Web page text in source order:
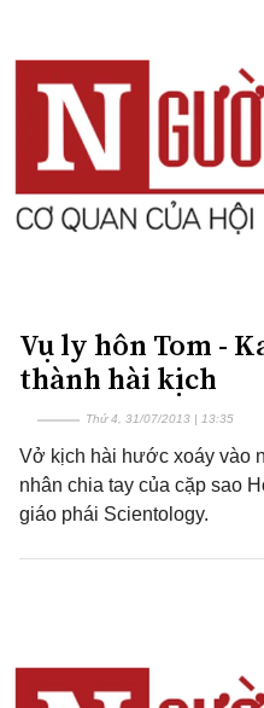
Vụ ly hôn Tom -
thành hài kịch
Thứ 4, 31/07/2013 | 13:35
Vở kịch hài hước xoáy vào
nhân chia tay của cặp sao
giáo phái Scientology.